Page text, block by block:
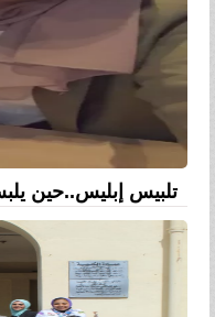
تلبيس إبليس..حين